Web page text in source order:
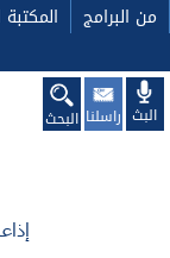
من البرامج
البث راسلنا البحث